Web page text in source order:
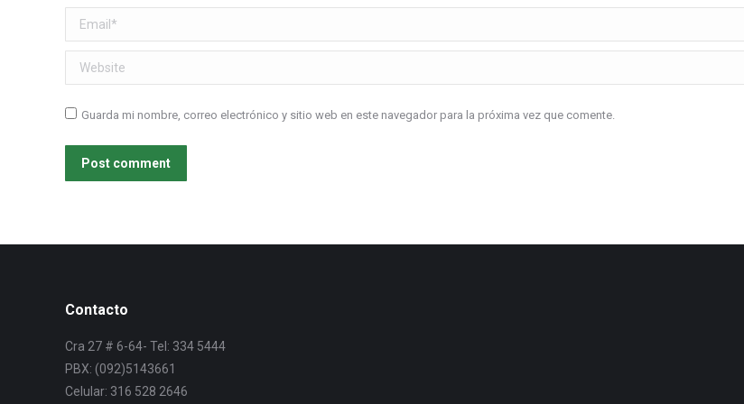
Email *
Website
Guarda mi nombre, correo electrónico y sitio web en este navegador para la próxima vez que comente.
Post comment
Contacto
Cra 27 # 6-64- Tel: 334 5444
PBX: (092)5143661
Celular: 316 528 2646